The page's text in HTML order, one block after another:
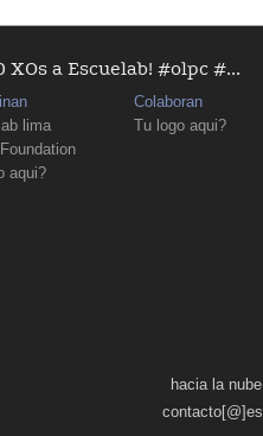
XOs a Escuelab! #olpc #...
lima
aqui?
Colaboran
Tu logo aqui?
hacia la